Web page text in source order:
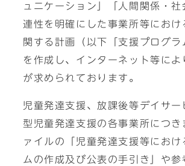
ュニケーション」「人間関係・社
連性を明確にした事業所等におけ
関する計画（以下「支援プログラ
を作成し、インターネット等によ
が求められております。
児童発達支援、放課後等デイサー
型児童発達支援の各事業所につき
ァイルの「児童発達支援等におけ
ムの作成及び公表の手引き」や参